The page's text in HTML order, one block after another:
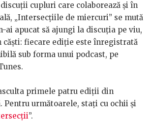
cupluri care colaborează și în
„Intersecțiile de miercuri” se mută
ai apucat să ajungi la discuția pe viu,
căști: fiecare ediție este înregistrată
sub forma unui podcast, pe
primele patru ediții din
Pentru următoarele, stați cu ochii și
”.